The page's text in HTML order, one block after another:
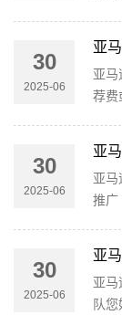
30
2025-06
亚马
荐费
30
2025-06
亚马
推广
30
2025-06
亚马
队